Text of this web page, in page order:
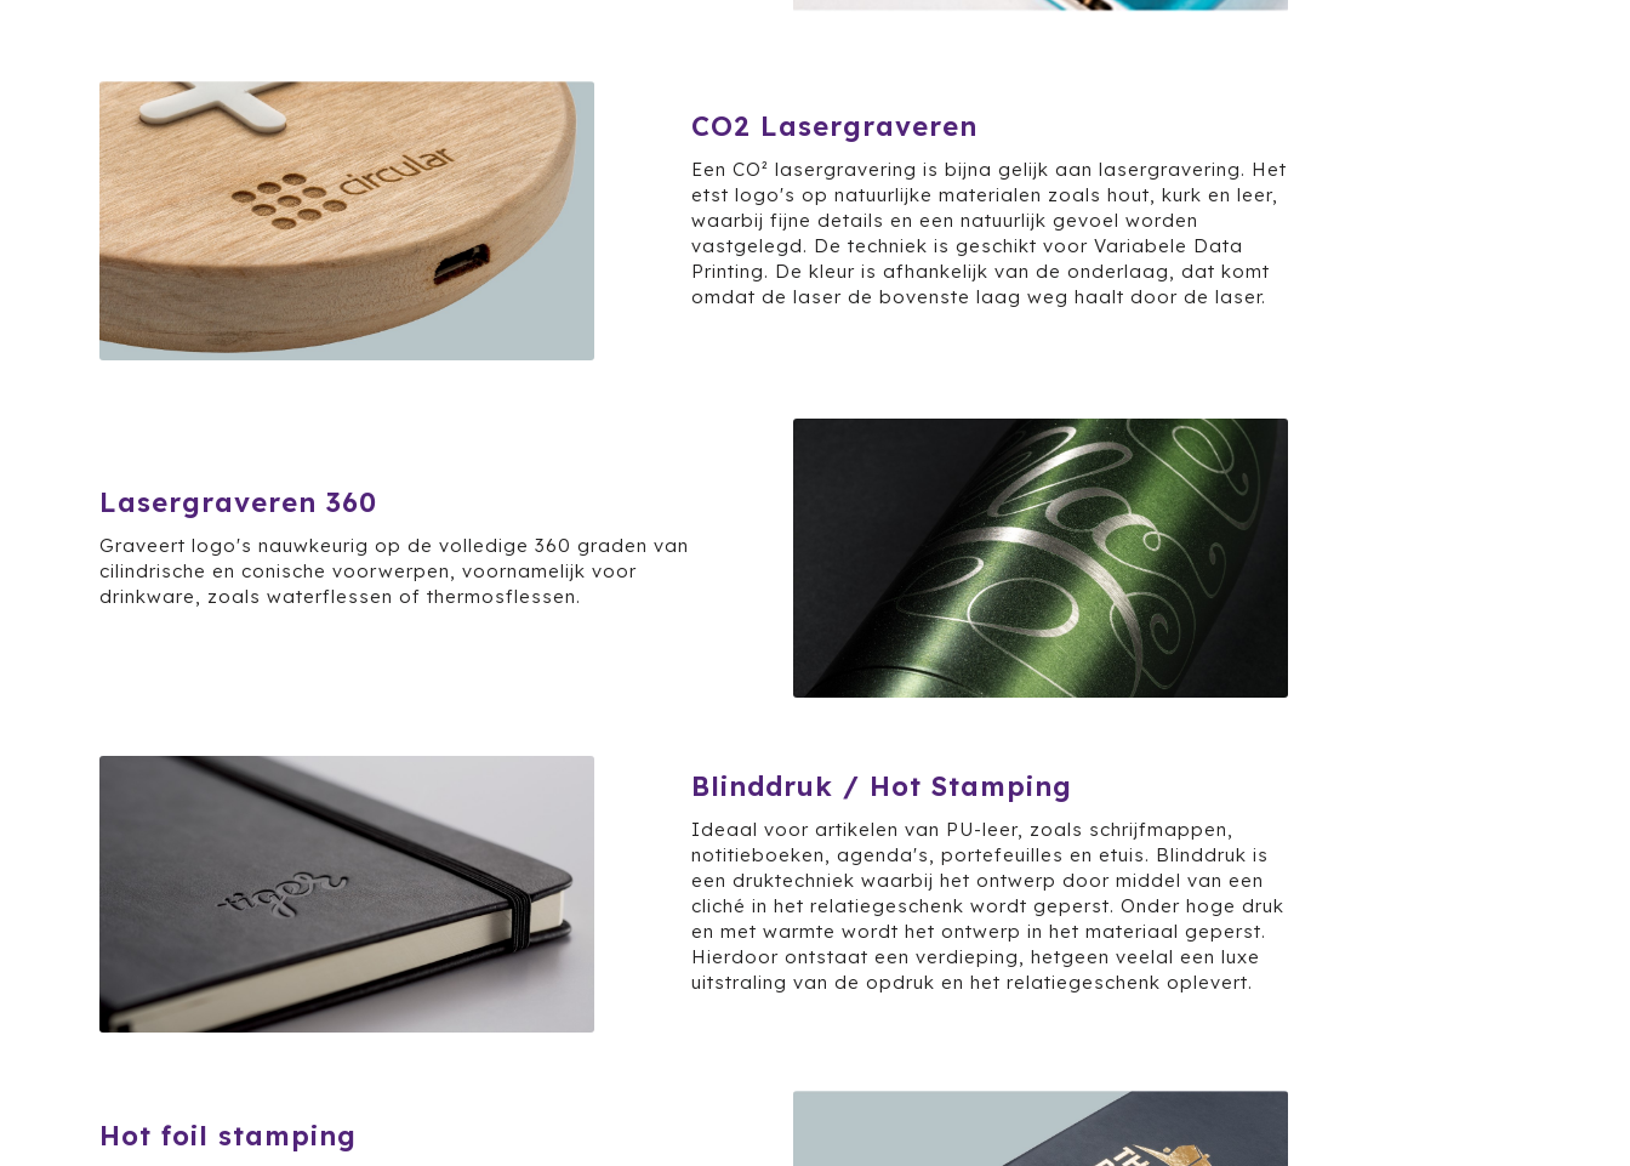
CO2 Lasergraveren
Een CO² lasergravering is bijna gelijk aan lasergravering. Het
etst logo's op natuurlijke materialen zoals hout, kurk en leer,
waarbij fijne details en een natuurlijk gevoel worden
vastgelegd. De techniek is geschikt voor Variabele Data
Printing. De kleur is afhankelijk van de onderlaag, dat komt
omdat de laser de bovenste laag weg haalt door de laser.
Lasergraveren 360
Graveert logo's nauwkeurig op de volledige 360 graden van
cilindrische en conische voorwerpen, voornamelijk voor
drinkware, zoals waterflessen of thermosflessen.
Blinddruk / Hot Stamping
Ideaal voor artikelen van PU-leer, zoals schrijfmappen,
notitieboeken, agenda's, portefeuilles en etuis. Blinddruk is
een druktechniek waarbij het ontwerp door middel van een
cliché in het relatiegeschenk wordt geperst. Onder hoge druk
en met warmte wordt het ontwerp in het materiaal geperst.
Hierdoor ontstaat een verdieping, hetgeen veelal een luxe
uitstraling van de opdruk en het relatiegeschenk oplevert.
Hot foil stamping